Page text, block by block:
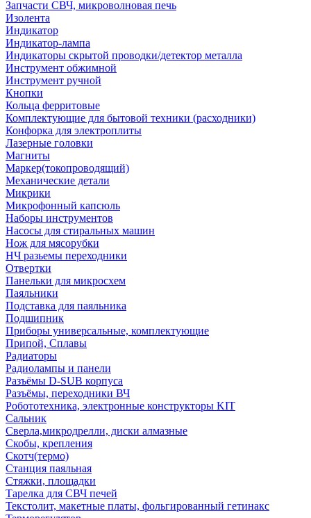
Запчасти СВЧ, микроволновая печь
Изолента
Индикатор
Индикатор-лампа
Индикаторы скрытой проводки/детектор металла
Инструмент обжимной
Инструмент ручной
Кнопки
Кольца ферритовые
Комплектующие для бытовой техники (расходники)
Конфорка для электроплиты
Лазерные головки
Магниты
Маркер(токопроводящий)
Механические детали
Микрики
Микрофонный капсюль
Наборы инструментов
Насосы для стиральных машин
Нож для мясорубки
НЧ разьемы переходники
Отвертки
Панельки для микросхем
Паяльники
Подставка для паяльника
Подшипник
Приборы универсальные, комплектующие
Припой, Сплавы
Радиаторы
Радиолампы и панели
Разъёмы D-SUB корпуса
Разъёмы, переходники ВЧ
Робототехника, электронные конструкторы KIT
Сальник
Сверла,микродрелли, диски алмазные
Скобы, крепления
Скотч(термо)
Станция паяльная
Стяжки, площадки
Тарелка для СВЧ печей
Текстолит, макетные платы, фольгированный гетинакс